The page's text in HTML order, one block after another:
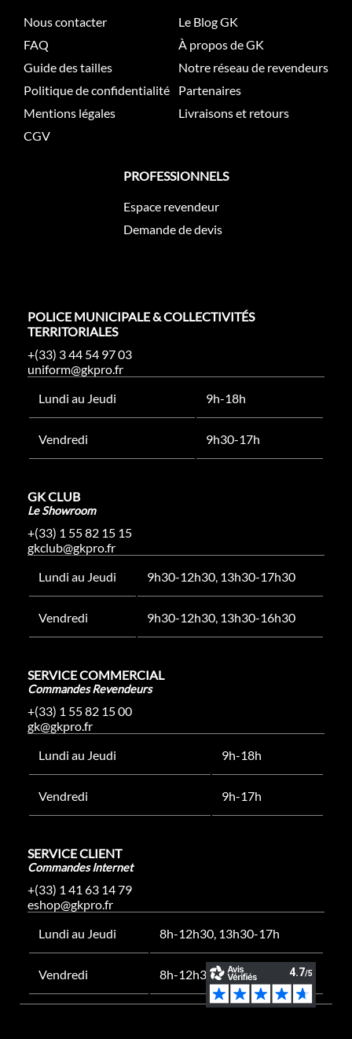
Nous contacter
FAQ
Guide des tailles
Politique de confidentialité
Mentions légales
CGV
Le Blog GK
À propos de GK
Notre réseau de revendeurs
Partenaires
Livraisons et retours
PROFESSIONNELS
Espace revendeur
Demande de devis
POLICE MUNICIPALE & COLLECTIVITÉS
TERRITORIALES
+(33) 3 44 54 97 03
uniform@gkpro.fr
Lundi au Jeudi
9h-18h
Vendredi 9h30-17h
GK CLUB
Le Showroom
+(33) 1 55 82 15 15
gkclub@gkpro.fr
Lundi au Jeudi
9h30-12h30, 13h30-17h30
Vendredi 9h30-12h30, 13h30-16h30
SERVICE COMMERCIAL
Commandes Revendeurs
+(33) 1 55 82 15 00
gk@gkpro.fr
Lundi au Jeudi
9h-18h
Vendredi 9h-17h
SERVICE CLIENT
Commandes Internet
+(33) 1 41 63 14 79
eshop@gkpro.fr
Lundi au Jeudi
8h-12h30, 13h30-17h
Vendredi 8h-12h30, 13h30-16h